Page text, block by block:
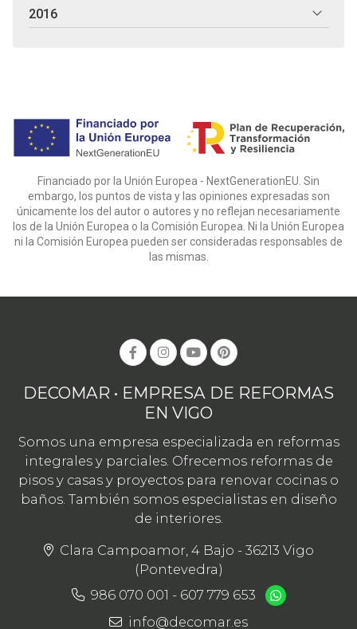
2016
Financiado por la Unión Europea - NextGenerationEU. Sin
embargo, los puntos de vista y las opiniones expresadas son
únicamente los del autor o autores y no reflejan necesariamente
los de la Unión Europea o la Comisión Europea. Ni la Unión Europea
ni la Comisión Europea pueden ser consideradas responsables de
las mismas.
DECOMAR • EMPRESA DE REFORMAS
EN VIGO
Somos una empresa especializada en reformas
integrales y parciales. Ofrecemos reformas de
pisos y casas y proyectos para renovar cocinas o
baños. También somos especialistas en diseño
de interiores.
Clara Campoamor, 4 Bajo - 36213 Vigo
(Pontevedra)
986 070 001 - 607 779 653
info@decomar.es